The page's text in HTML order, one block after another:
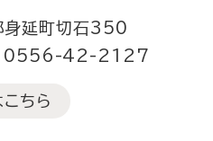
身延町切石350
0556-42-2127
ちら